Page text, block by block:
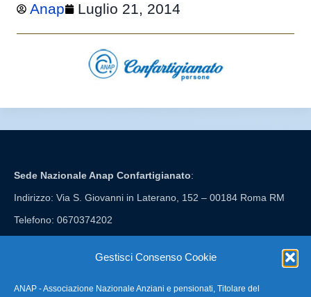
Gestisci Consenso Cookie
ANAP - Associazione Nazionale Anziani e pensionati, Titolare del
Anap
Luglio 21, 2014
Sede Nazionale Anap Confartigianato:
Indirizzo: Via S. Giovanni in Laterano, 152 – 00184 Roma RM
Telefono: 0670374202